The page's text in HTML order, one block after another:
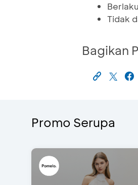
Tidak
Bagikan
Promo Serupa